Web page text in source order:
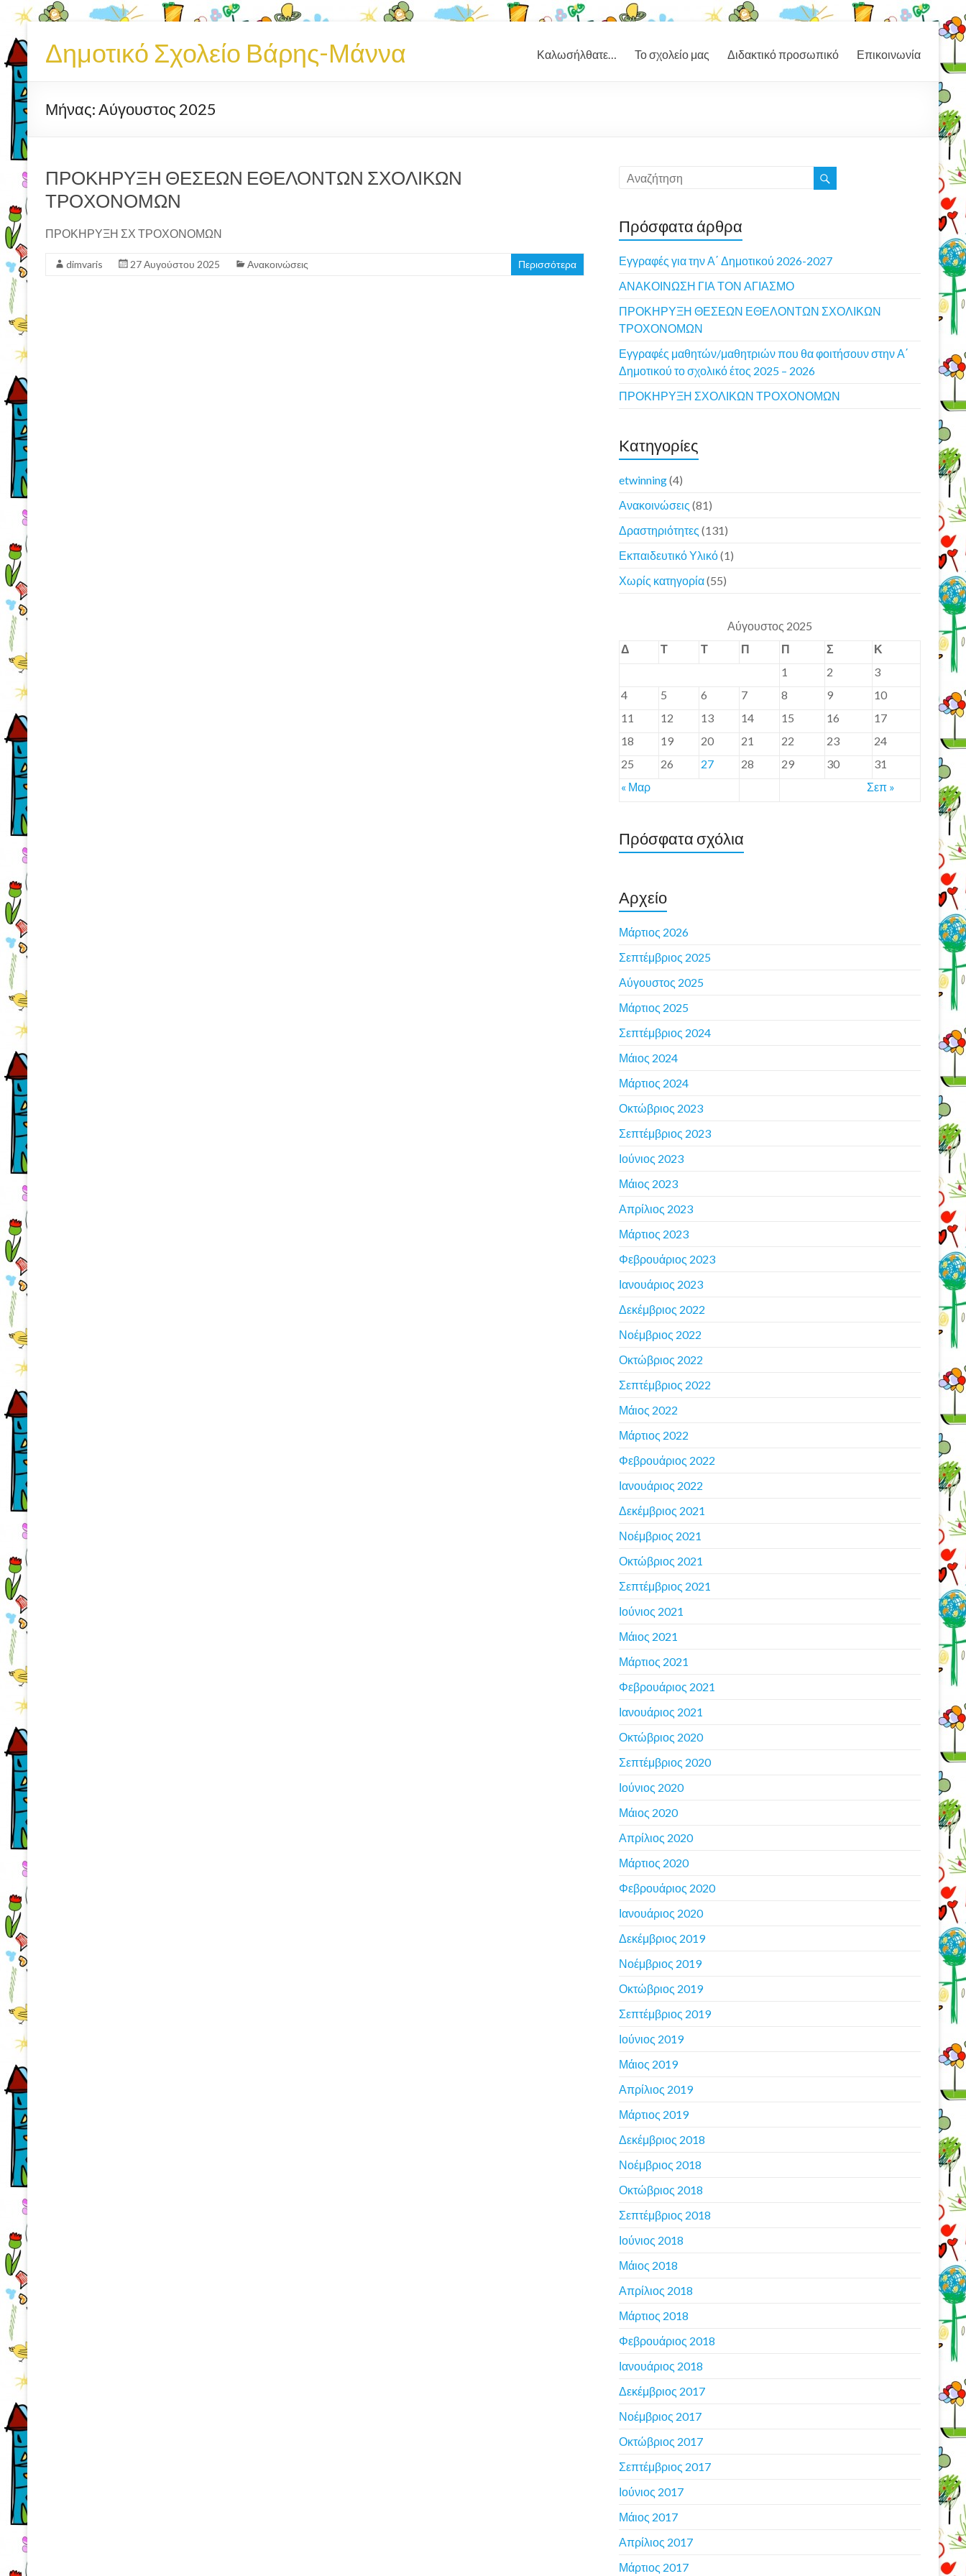
Δημοτικό Σχολείο Βάρης-Μάννα Καλωσήλθατε… Το σχολείο μας Διδακτικό προσωπικό Επικοινωνία
Μήνας:Αύγουστος 2025
ΠΡΟΚΗΡΥΞΗ ΘΕΣΕΩΝ ΕΘΕΛΟΝΤΩΝ ΣΧΟΛΙΚΩΝ
ΤΡΟΧΟΝΟΜΩΝ
ΠΡΟΚΗΡΥΞΗ ΣΧ ΤΡΟΧΟΝΟΜΩΝ
dimvaris 27 Αυγούστου 2025 Ανακοινώσεις Περισσότερα
Πρόσφατα άρθρα
Εγγραφές για την Α΄ Δημοτικού 2026-2027
ΑΝΑΚΟΙΝΩΣΗ ΓΙΑ ΤΟΝ ΑΓΙΑΣΜΟ
ΠΡΟΚΗΡΥΞΗ ΘΕΣΕΩΝ ΕΘΕΛΟΝΤΩΝ ΣΧΟΛΙΚΩΝ
ΤΡΟΧΟΝΟΜΩΝ
Εγγραφές μαθητών/μαθητριών που θα φοιτήσουν στην Α΄
Δημοτικού το σχολικό έτος 2025 – 2026
ΠΡΟΚΗΡΥΞΗ ΣΧΟΛΙΚΩΝ ΤΡΟΧΟΝΟΜΩΝ
Kατηγορίες
etwinning(4)
Ανακοινώσεις (81)
Δραστηριότητες (131)
Εκπαιδευτικό Υλικό(1)
Χωρίς κατηγορία(55)
Αύγουστος 2025
Δ
Τ Τ Π Π Σ Κ
« Μαρ Σεπ »
1 2
3
4
5 6 7 8 9
10
11
12 13 14 15 16
17
18
19 20 21 22 23
24
25
26 27 28 29 30 31
Πρόσφατα σχόλια
Αρχείο
Μάρτιος 2026
Σεπτέμβριος 2025
Αύγουστος 2025
Μάρτιος 2025
Σεπτέμβριος 2024
Μάιος 2024
Μάρτιος 2024
Οκτώβριος 2023
Σεπτέμβριος 2023
Ιούνιος 2023
Μάιος 2023
Απρίλιος 2023
Μάρτιος 2023
Φεβρουάριος 2023
Ιανουάριος 2023
Δεκέμβριος 2022
Νοέμβριος 2022
Οκτώβριος 2022
Σεπτέμβριος 2022
Μάιος 2022
Μάρτιος 2022
Φεβρουάριος 2022
Ιανουάριος 2022
Δεκέμβριος 2021
Νοέμβριος 2021
Οκτώβριος 2021
Σεπτέμβριος 2021
Ιούνιος 2021
Μάιος 2021
Μάρτιος 2021
Φεβρουάριος 2021
Ιανουάριος 2021
Οκτώβριος 2020
Σεπτέμβριος 2020
Ιούνιος 2020
Μάιος 2020
Απρίλιος 2020
Μάρτιος 2020
Φεβρουάριος 2020
Ιανουάριος 2020
Δεκέμβριος 2019
Νοέμβριος 2019
Οκτώβριος 2019
Σεπτέμβριος 2019
Ιούνιος 2019
Μάιος 2019
Απρίλιος 2019
Μάρτιος 2019
Δεκέμβριος 2018
Νοέμβριος 2018
Οκτώβριος 2018
Σεπτέμβριος 2018
Ιούνιος 2018
Μάιος 2018
Απρίλιος 2018
Μάρτιος 2018
Φεβρουάριος 2018
Ιανουάριος 2018
Δεκέμβριος 2017
Νοέμβριος 2017
Οκτώβριος 2017
Σεπτέμβριος 2017
Ιούνιος 2017
Μάιος 2017
Απρίλιος 2017
Μάρτιος 2017